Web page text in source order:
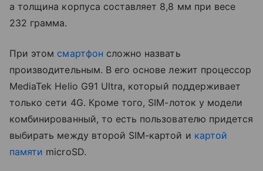
а толщина корпуса составляет 8,8 мм при весе
232 грамма.
При этом смартфон сложно назвать
производительным. В его основе лежит процессор
MediaTek Helio G91 Ultra, который поддерживает
только сети 4G. Кроме того, SIM-лоток у модели
комбинированный, то есть пользователю придется
выбирать между второй SIM-картой и картой
памяти microSD.